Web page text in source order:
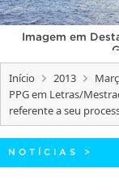
INTERNACIONAL
OUVIDORIA
PORTARIAS
TELEFONES
Imagem em
Início 2013
PPG em Letras/
referente a seu
NOTÍCIAS >